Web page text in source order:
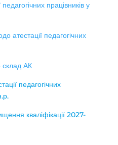
працівників у
атестації педагогічних
склад АК
педагогічних
кваліфікації 2027-